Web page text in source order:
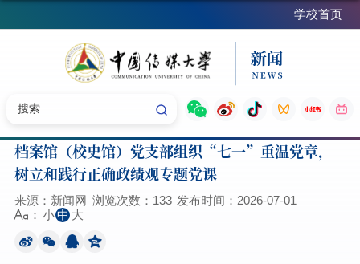
学校首页
档案馆（校史馆）党支部组织“七一”重温党章，
树立和践行正确政绩观专题党课
来源：新闻网 浏览次数： 133 发布时间：2026-07-01
： 小中 大